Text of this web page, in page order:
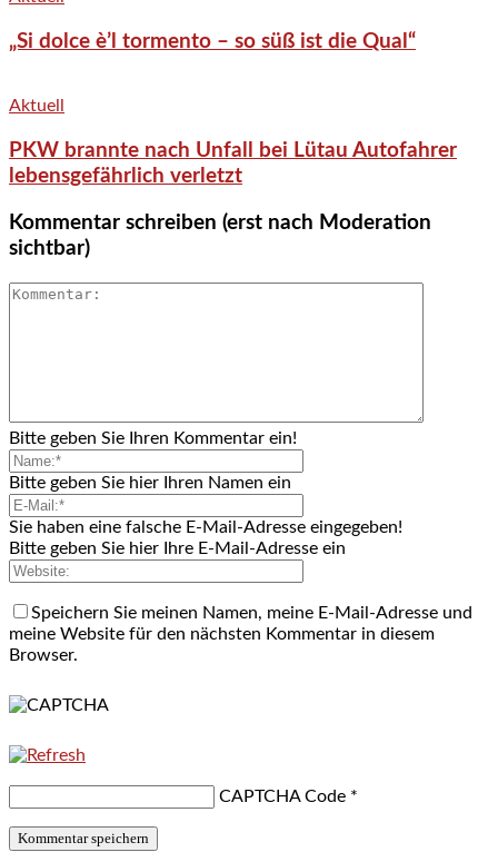
„Si dolce è’l tormento – so süß ist die Qual“
Aktuell
PKW brannte nach Unfall bei Lütau Autofahrer
lebensgefährlich verletzt
Kommentar schreiben (erst nach Moderation
sichtbar)
Bitte geben Sie Ihren Kommentar ein!
Bitte geben Sie hier Ihren Namen ein
Sie haben eine falsche E-Mail-Adresse eingegeben!
Bitte geben Sie hier Ihre E-Mail-Adresse ein
Speichern Sie meinen Namen, meine E-Mail-Adresse und
meine Website für den nächsten Kommentar in diesem
Browser.
CAPTCHA Code *